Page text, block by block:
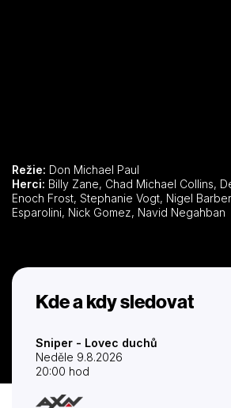
Režie: Don Michael Paul
Herci:
Enoch Frost, Stephanie Vogt, Nigel Barber, Presciliana
Esparolini, Nick Gomez, Navid Negahban
Kde a kdy sledovat
Sniper - Lovec duchů
Neděle 9.8.2026
20:00 hod